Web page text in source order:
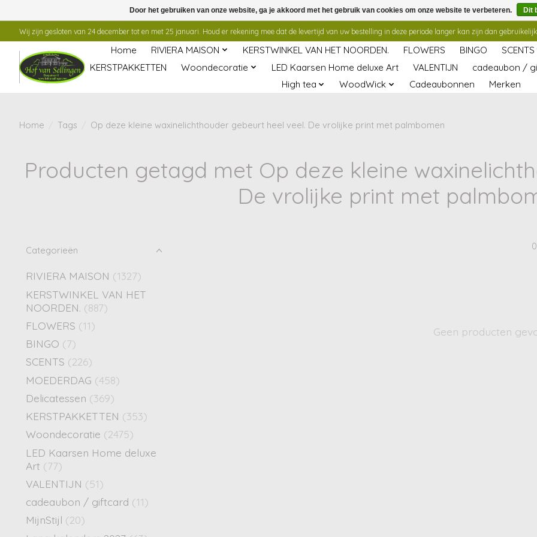
Wij zijn gesloten van 24 december tot en met 25 januari. Houd er rekening mee dat de levertijd van uw bestelling in deze periode langer kan zijn dan gebruikelijk.
Home RIVIERA MAISON KERSTWINKEL VAN HET NOORDEN. FLOWERS BINGO SCENTS
KERSTPAKKETTEN
Woondecoratie LED Kaarsen Home deluxe Art VALENTIJN cadeaubon /
High tea
WoodWick Cadeaubonnen Merken
Home Tags Op deze kleine waxinelichthouder gebeurt heel veel. De vrolijke print met palmbomen
Producten getagd met Op deze kleine
De vrolijke print met
Categorieën
RIVIERA MAISON (1327)
KERSTWINKEL VAN HET
NOORDEN. (887)
FLOWERS (11)
BINGO (7)
SCENTS (226)
MOEDERDAG (458)
Delicatessen (369)
KERSTPAKKETTEN (353)
Woondecoratie (2475)
LED Kaarsen Home deluxe
Art (77)
VALENTIJN (51)
cadeaubon / giftcard (11)
MijnStijl (20)
Geen producten
Door het gebruiken van onze website, ga je akkoord met het gebruik van cookies om onze website te verbeteren. Dit